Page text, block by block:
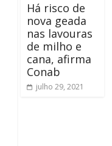
Há risco de
nova geada
nas lavouras
de milho e
cana, afirma
Conab
julho 29, 2021